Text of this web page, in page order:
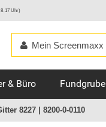
17 Uhr)
Mein Screenmaxx
& Büro Fundgrube
8227 | 8200-0-0110